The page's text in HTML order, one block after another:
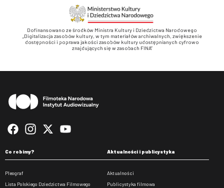
Dofinansowano ze środków Ministra Kultury i Dziedzictwa Narodowego
„Digitalizacja zasobów kultury, w tym materiałów archiwalnych, zwiększenie
dostępności i poprawa jakości zasobów kultury udostępnianych cyfrowo
znajdujących się w zasobach FINA”
Co robimy?
Pleograf
Lista Polskiego Dziedzictwa Filmowego
Aktualności i publicystyka
Aktualności
Publicystyka filmowa